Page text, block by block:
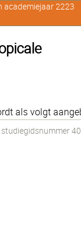
als volgt
academiejaar 2223